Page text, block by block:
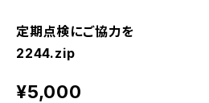
定期点検にご協力を
2244.zip
¥5,000